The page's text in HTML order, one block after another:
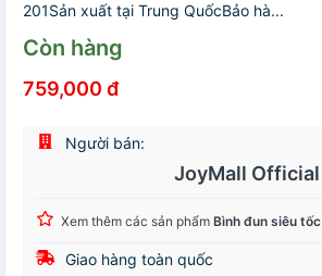
201Sản xuất tại Trung QuốcBảo hà...
Còn hàng
759,000 đ
Người bán:
JoyMall Official
Xem thêm các sản phẩm Bình đun siêu tốc
Giao hàng toàn quốc